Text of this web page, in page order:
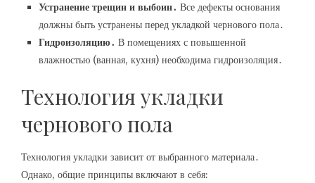
Устранение трещин и выбоин․ Все дефекты основания
должны быть устранены перед укладкой чернового пола․
Гидроизоляцию․ В помещениях с повышенной
влажностью (ванная, кухня) необходима гидроизоляция․
Технология укладки
чернового пола
Технология укладки зависит от выбранного материала․
Однако, общие принципы включают в себя: